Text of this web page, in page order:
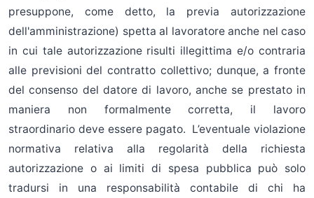
presuppone, come detto, la previa autorizzazione
dell'amministrazione) spetta al lavoratore anche nel caso
in cui tale autorizzazione risulti illegittima e/o contraria
alle previsioni del contratto collettivo; dunque, a fronte
del consenso del datore di lavoro, anche se prestato in
maniera non formalmente corretta, il lavoro
straordinario deve essere pagato. L’eventuale violazione
normativa relativa alla regolarità della richiesta
autorizzazione o ai limiti di spesa pubblica può solo
tradursi in una responsabilità contabile di chi ha